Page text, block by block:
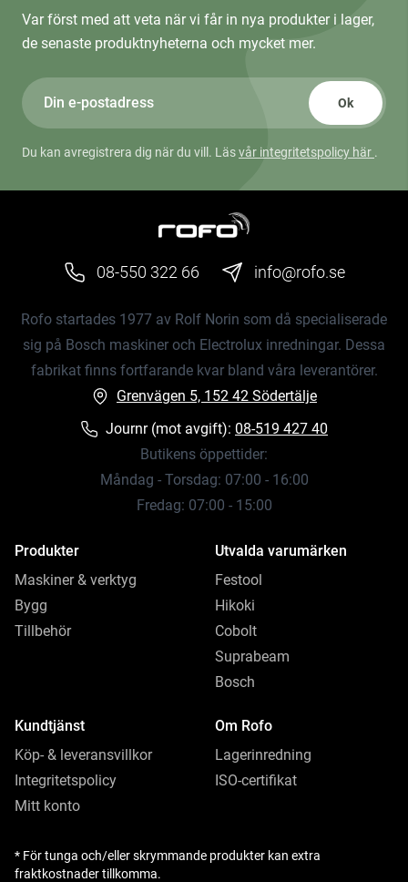
Var först med att veta när vi får in nya produkter i lager,
de senaste produktnyheterna och mycket mer.
Ok
Du kan avregistrera dig när du vill. Läsvår integritetspolicy här .
08-550 322 66 info@rofo.se
Rofo startades 1977 av Rolf Norin som då specialiserade
sig på Bosch maskiner och Electrolux inredningar. Dessa
fabrikat finns fortfarande kvar bland våra leverantörer.
Grenvägen 5, 152 42 Södertälje
Journr (mot avgift): 08-519 427 40
Butikens öppettider:
Måndag - Torsdag: 07:00 - 16:00
Fredag: 07:00 - 15:00
Produkter
Maskiner & verktyg
Bygg
Tillbehör
Utvalda varumärken
Festool
Hikoki
Cobolt
Suprabeam
Bosch
Kundtjänst
Köp- & leveransvillkor
Integritetspolicy
Mitt konto
Om Rofo
Lagerinredning
ISO-certifikat
* För tunga och/eller skrymmande produkter kan extra
fraktkostnader tillkomma.